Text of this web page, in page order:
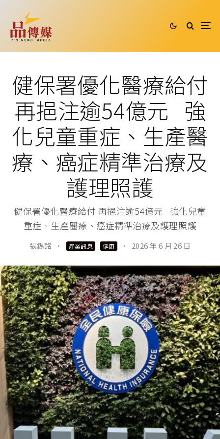
健保署優化醫療給付
再挹注逾54億元 強
化兒童重症、生產醫
療、癌症精準治療及
護理照護
健保署優化醫療給付 再挹注逾54億元 強化兒童
重症、生產醫療、癌症精準治療及護理照護
張錫銘 · 產業訊息 健康 · 2026 年 6 月 26 日